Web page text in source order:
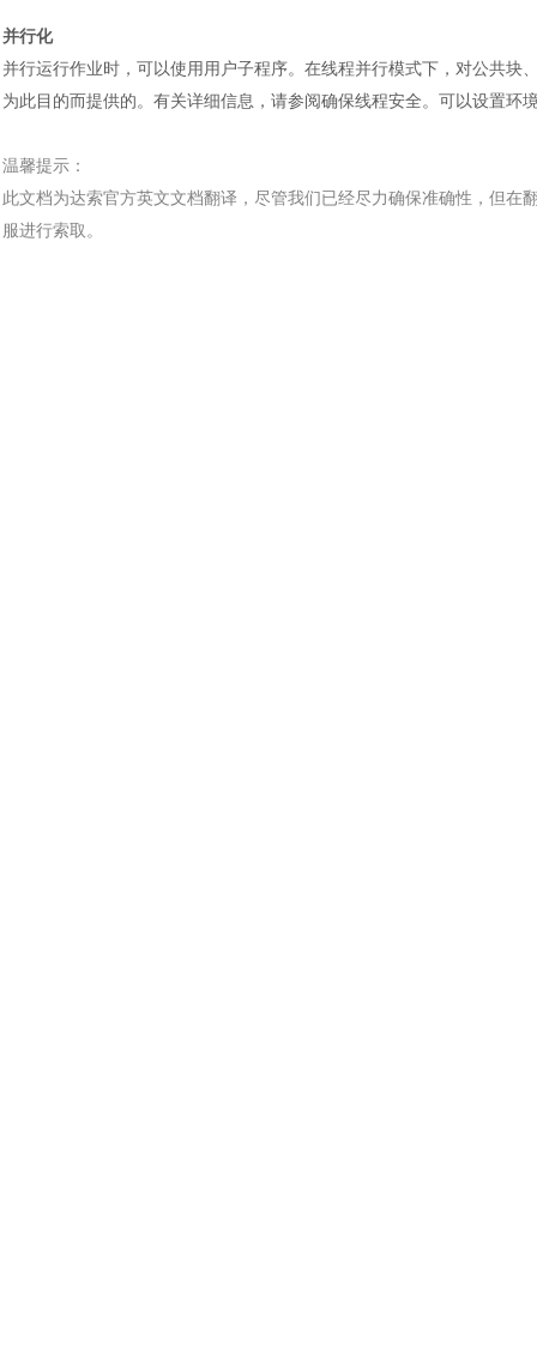
并行化
并行运行作业时，可以使用用户子程序。在线程并行模式下，对公共
为此目的而提供的。有关详细信息，请参阅确保线程安全。可以设置环
温馨提示：
此文档为达索官方英文文档翻译，尽管我们已经尽力确保准确性，但在
服进行索取。